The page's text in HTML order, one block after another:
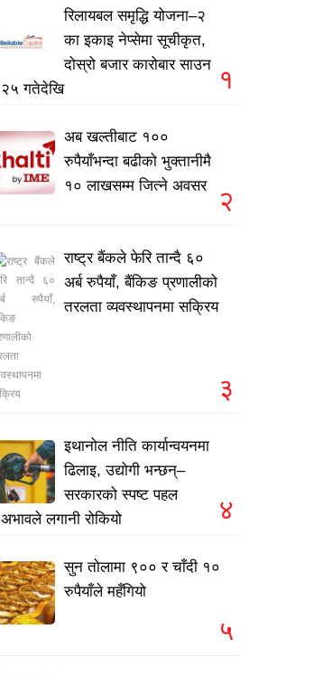
रिलायबल समृद्धि योजना–२
का इकाइ नेप्सेमा सूचीकृत,
दोस्रो बजार कारोबार साउन
२५ गतेदेखि
१
अब खल्तीबाट १००
रुपैयाँभन्दा बढीको भुक्तानीमै
१० लाखसम्म जित्ने अवसर
२
राष्ट्र बैंकले फेरि तान्दै ६०
अर्ब रुपैयाँ, बैंकिङ प्रणालीको
तरलता व्यवस्थापनमा सक्रिय
३
इथानोल नीति कार्यान्वयनमा
ढिलाइ, उद्योगी भन्छन्–
सरकारको स्पष्ट पहल
अभावले लगानी रोकियो
४
सुन तोलामा ९०० र चाँदी १०
रुपैयाँले महँगियो
५